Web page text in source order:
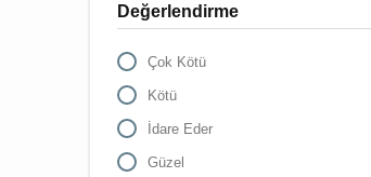
Değerlendirme
Çok Kötü
Kötü
İdare Eder
Güzel